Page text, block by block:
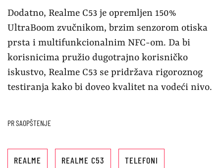
Dodatno, Realme C53 je opremljen 150%
UltraBoom zvučnikom, brzim senzorom otiska
prsta i multifunkcionalnim NFC-om. Da bi
korisnicima pružio dugotrajno korisničko
iskustvo, Realme C53 se pridržava rigoroznog
testiranja kako bi doveo kvalitet na vodeći nivo.
PR SAOPŠTENJE
REALME REALME C53 TELEFONI